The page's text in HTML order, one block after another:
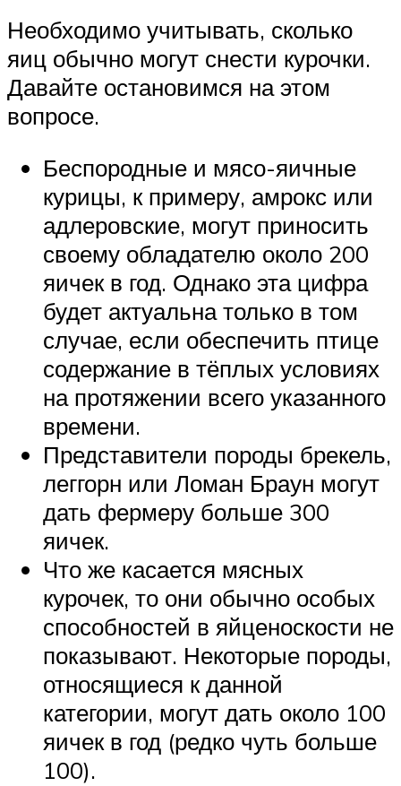
Необходимо учитывать, сколько
яиц обычно могут снести курочки.
Давайте остановимся на этом
вопросе.
Беспородные и мясо-яичные
курицы, к примеру, амрокс или
адлеровские, могут приносить
своему обладателю около 200
яичек в год. Однако эта цифра
будет актуальна только в том
случае, если обеспечить птице
содержание в тёплых условиях
на протяжении всего указанного
времени.
Представители породы брекель,
леггорн или Ломан Браун могут
дать фермеру больше 300
яичек.
Что же касается мясных
курочек, то они обычно особых
способностей в яйценоскости не
показывают. Некоторые породы,
относящиеся к данной
категории, могут дать около 100
яичек в год (редко чуть больше
100).